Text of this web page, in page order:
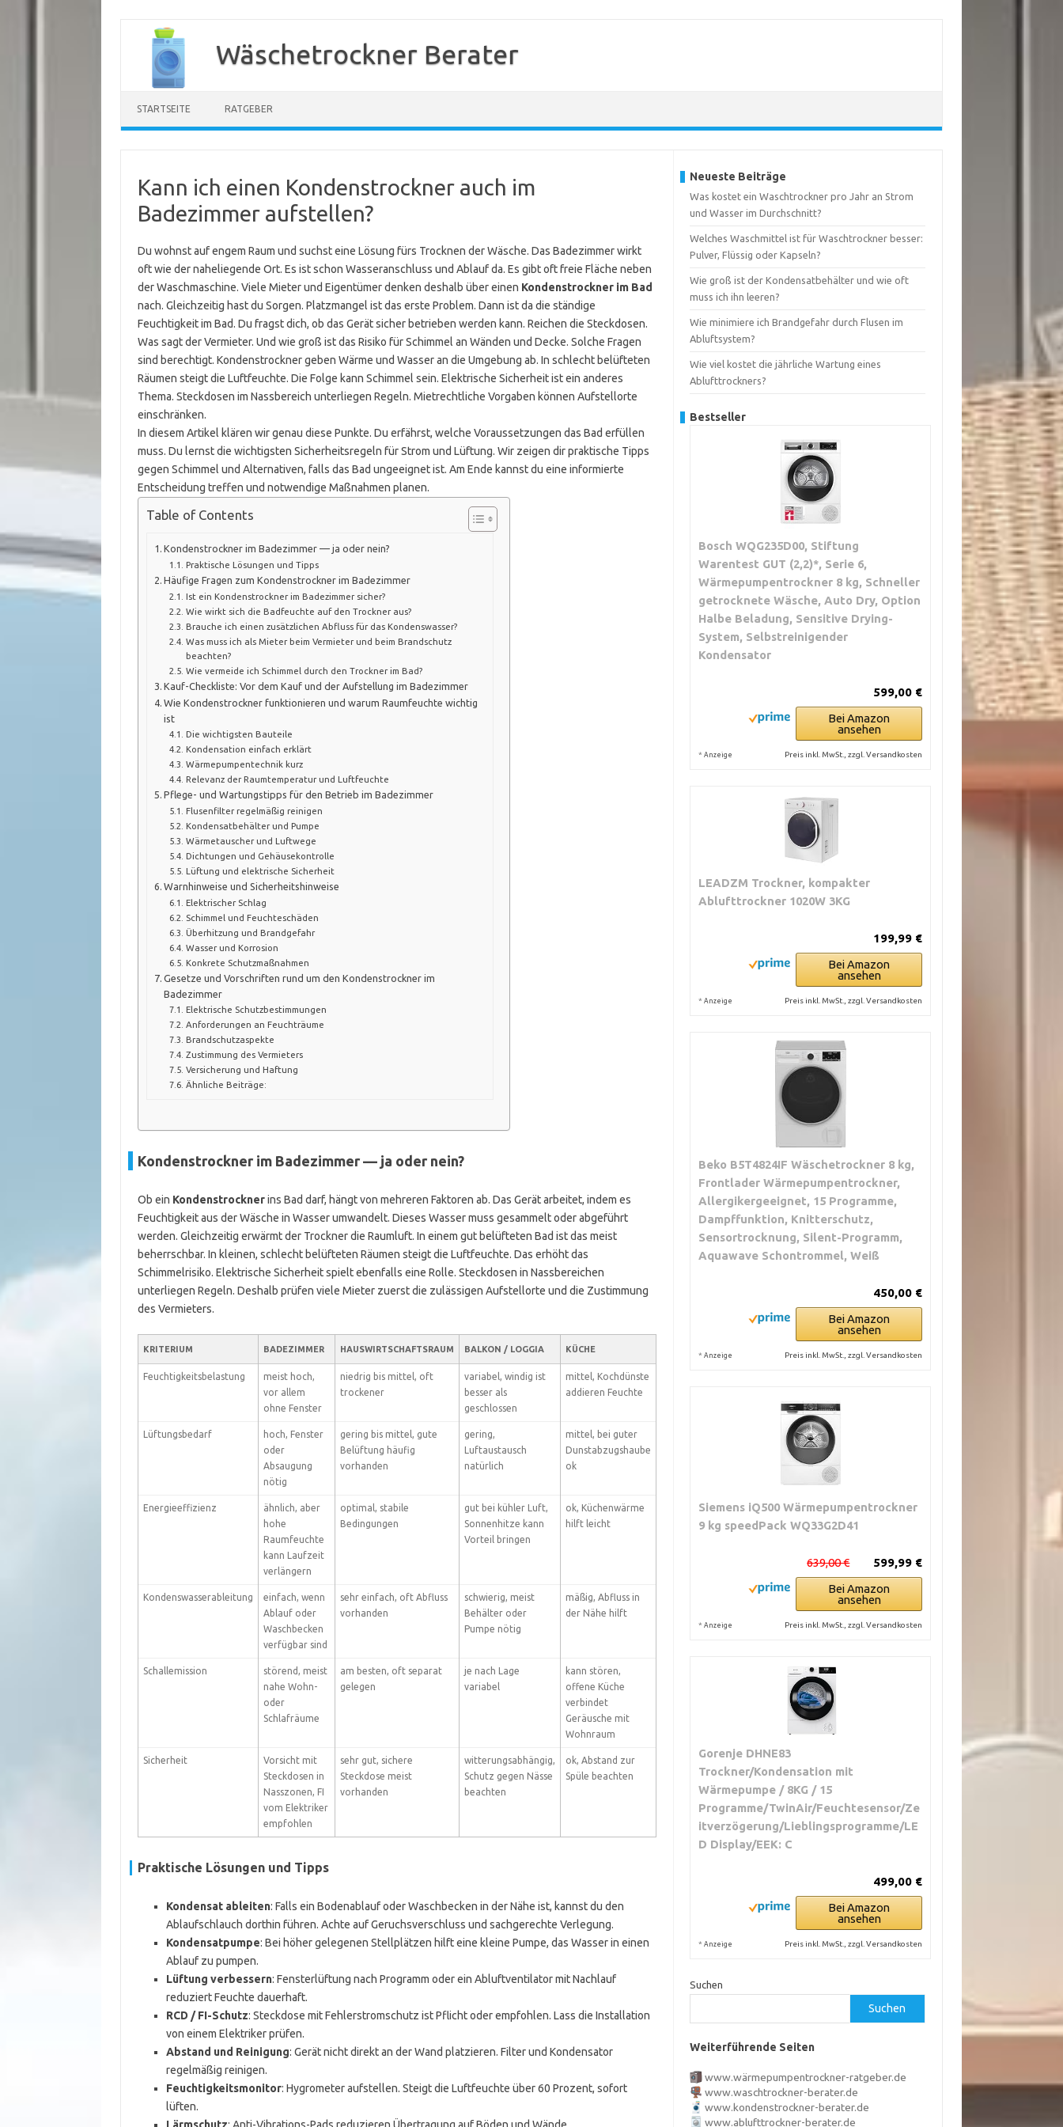
springen
Wäschetrockner Berater
STARTSEITE RATGEBER
Kann ich einen Kondenstrockner auch im
Badezimmer aufstellen?
Du wohnst auf engem Raum und suchst eine Lösung fürs Trocknen der Wäsche. Das Badezimmer wirkt
oft wie der naheliegende Ort. Es ist schon Wasseranschluss und Ablauf da. Es gibt oft freie Fläche neben
der Waschmaschine. Viele Mieter und Eigentümer denken deshalb über einen Kondenstrockner im Bad
nach. Gleichzeitig hast du Sorgen. Platzmangel ist das erste Problem. Dann ist da die ständige
Feuchtigkeit im Bad. Du fragst dich, ob das Gerät sicher betrieben werden kann. Reichen die Steckdosen.
Was sagt der Vermieter. Und wie groß ist das Risiko für Schimmel an Wänden und Decke. Solche Fragen
sind berechtigt. Kondenstrockner geben Wärme und Wasser an die Umgebung ab. In schlecht belüfteten
Räumen steigt die Luftfeuchte. Die Folge kann Schimmel sein. Elektrische Sicherheit ist ein anderes
Thema. Steckdosen im Nassbereich unterliegen Regeln. Mietrechtliche Vorgaben können Aufstellorte
einschränken.
In diesem Artikel klären wir genau diese Punkte. Du erfährst, welche Voraussetzungen das Bad erfüllen
muss. Du lernst die wichtigsten Sicherheitsregeln für Strom und Lüftung. Wir zeigen dir praktische Tipps
gegen Schimmel und Alternativen, falls das Bad ungeeignet ist. Am Ende kannst du eine informierte
Entscheidung treffen und notwendige Maßnahmen planen.
Table of Contents
Kondenstrockner im Badezimmer — ja oder nein?
Praktische Lösungen und Tipps
Häufige Fragen zum Kondenstrockner im Badezimmer
Ist ein Kondenstrockner im Badezimmer sicher?
Wie wirkt sich die Badfeuchte auf den Trockner aus?
Brauche ich einen zusätzlichen Abfluss für das Kondenswasser?
Was muss ich als Mieter beim Vermieter und beim Brandschutz
beachten?
Wie vermeide ich Schimmel durch den Trockner im Bad?
Kauf-Checkliste: Vor dem Kauf und der Aufstellung im Badezimmer
Wie Kondenstrockner funktionieren und warum Raumfeuchte wichtig
ist
Die wichtigsten Bauteile
Kondensation einfach erklärt
Wärmepumpentechnik kurz
Relevanz der Raumtemperatur und Luftfeuchte
Pflege- und Wartungstipps für den Betrieb im Badezimmer
Flusenfilter regelmäßig reinigen
Kondensatbehälter und Pumpe
Wärmetauscher und Luftwege
Dichtungen und Gehäusekontrolle
Lüftung und elektrische Sicherheit
Warnhinweise und Sicherheitshinweise
Elektrischer Schlag
Schimmel und Feuchteschäden
Überhitzung und Brandgefahr
Wasser und Korrosion
Konkrete Schutzmaßnahmen
Gesetze und Vorschriften rund um den Kondenstrockner im
Badezimmer
Elektrische Schutzbestimmungen
Anforderungen an Feuchträume
Brandschutzaspekte
Zustimmung des Vermieters
Versicherung und Haftung
Ähnliche Beiträge:
Kondenstrockner im Badezimmer — ja oder nein?
Ob ein Kondenstrocknerins Bad darf, hängt von mehreren Faktoren ab. Das Gerät arbeitet, indem es
Feuchtigkeit aus der Wäsche in Wasser umwandelt. Dieses Wasser muss gesammelt oder abgeführt
werden. Gleichzeitig erwärmt der Trockner die Raumluft. In einem gut belüfteten Bad ist das meist
beherrschbar. In kleinen, schlecht belüfteten Räumen steigt die Luftfeuchte. Das erhöht das
Schimmelrisiko. Elektrische Sicherheit spielt ebenfalls eine Rolle. Steckdosen in Nassbereichen
unterliegen Regeln. Deshalb prüfen viele Mieter zuerst die zulässigen Aufstellorte und die Zustimmung
des Vermieters.
KRITERIUM BADEZIMMER HAUSWIRTSCHAFTSRAUM BALKON / LOGGIA KÜCHE
Feuchtigkeitsbelastung
meist hoch,
vor allem
ohne Fenster
niedrig bis mittel, oft
trockener
variabel, windig ist
besser als
geschlossen
mittel, Kochdünste
addieren Feuchte
Lüftungsbedarf
hoch, Fenster
oder
Absaugung
nötig
gering bis mittel, gute
Belüftung häufig
vorhanden
gering,
Luftaustausch
natürlich
mittel, bei guter
Dunstabzugshaube
ok
Energieeffizienz
ähnlich, aber
hohe
Raumfeuchte
kann Laufzeit
verlängern
optimal, stabile
Bedingungen
gut bei kühler Luft,
Sonnenhitze kann
Vorteil bringen
ok, Küchenwärme
hilft leicht
Kondenswasserableitung
einfach, wenn
Ablauf oder
Waschbecken
verfügbar sind
sehr einfach, oft Abfluss
vorhanden
schwierig, meist
Behälter oder
Pumpe nötig
mäßig, Abfluss in
der Nähe hilft
Schallemission
störend, meist
nahe Wohn-
oder
Schlafräume
am besten, oft separat
gelegen
je nach Lage
variabel
kann stören,
offene Küche
verbindet
Geräusche mit
Wohnraum
Sicherheit
Vorsicht mit
Steckdosen in
Nasszonen, FI
vom Elektriker
empfohlen
sehr gut, sichere
Steckdose meist
vorhanden
witterungsabhängig,
Schutz gegen Nässe
beachten
ok, Abstand zur
Spüle beachten
Praktische Lösungen und Tipps
Kondensat ableiten: Falls ein Bodenablauf oder Waschbecken in der Nähe ist, kannst du den
Ablaufschlauch dorthin führen. Achte auf Geruchsverschluss und sachgerechte Verlegung.
Kondensatpumpe: Bei höher gelegenen Stellplätzen hilft eine kleine Pumpe, das Wasser in einen
Ablauf zu pumpen.
Lüftung verbessern: Fensterlüftung nach Programm oder ein Abluftventilator mit Nachlauf
reduziert Feuchte dauerhaft.
RCD / FI-Schutz: Steckdose mit Fehlerstromschutz ist Pflicht oder empfohlen. Lass die Installation
von einem Elektriker prüfen.
Abstand und Reinigung: Gerät nicht direkt an der Wand platzieren. Filter und Kondensator
regelmäßig reinigen.
Feuchtigkeitsmonitor: Hygrometer aufstellen. Steigt die Luftfeuchte über 60 Prozent, sofort
lüften.
Neueste Beiträge
Was kostet ein Waschtrockner pro Jahr an Strom
und Wasser im Durchschnitt?
Welches Waschmittel ist für Waschtrockner besser:
Pulver, Flüssig oder Kapseln?
Wie groß ist der Kondensatbehälter und wie oft
muss ich ihn leeren?
Wie minimiere ich Brandgefahr durch Flusen im
Abluftsystem?
Wie viel kostet die jährliche Wartung eines
Ablufttrockners?
Bestseller
Bosch WQG235D00, Stiftung
Warentest GUT (2,2)*, Serie 6,
Wärmepumpentrockner 8 kg, Schneller
getrocknete Wäsche, Auto Dry, Option
Halbe Beladung, Sensitive Drying-
System, Selbstreinigender
Kondensator
599,00 €
Bei Amazon
ansehen
* Anzeige Preis inkl. MwSt., zzgl. Versandkosten
LEADZM Trockner, kompakter
Ablufttrockner 1020W 3KG
199,99 €
Bei Amazon
ansehen
* Anzeige Preis inkl. MwSt., zzgl. Versandkosten
Beko B5T4824IF Wäschetrockner 8 kg,
Frontlader Wärmepumpentrockner,
Allergikergeeignet, 15 Programme,
Dampffunktion, Knitterschutz,
Sensortrocknung, Silent-Programm,
Aquawave Schontrommel, Weiß
450,00 €
Bei Amazon
ansehen
* Anzeige Preis inkl. MwSt., zzgl. Versandkosten
Siemens iQ500 Wärmepumpentrockner
9 kg speedPack WQ33G2D41
599,99 €
639,00 €
Bei Amazon
ansehen
* Anzeige Preis inkl. MwSt., zzgl. Versandkosten
Gorenje DHNE83
Trockner/Kondensation mit
Wärmepumpe / 8KG / 15
Programme/TwinAir/Feuchtesensor/Ze
itverzögerung/Lieblingsprogramme/LE
D Display/EEK: C
499,00 €
Bei Amazon
ansehen
* Anzeige Preis inkl. MwSt., zzgl. Versandkosten
Suchen
Suchen
Weiterführende Seiten
www.wärmepumpentrockner-ratgeber.de
www.waschtrockner-berater.de
www.kondenstrockner-berater.de
www.ablufttrockner-berater.de